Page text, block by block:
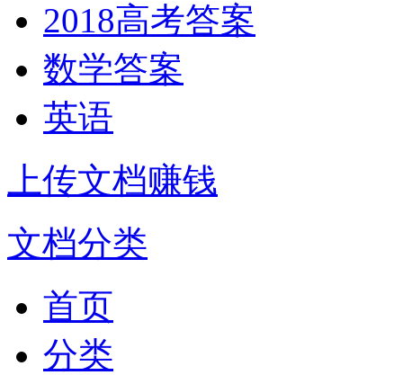
2018高考答案
数学答案
英语
上传文档赚钱
文档分类
首页
分类